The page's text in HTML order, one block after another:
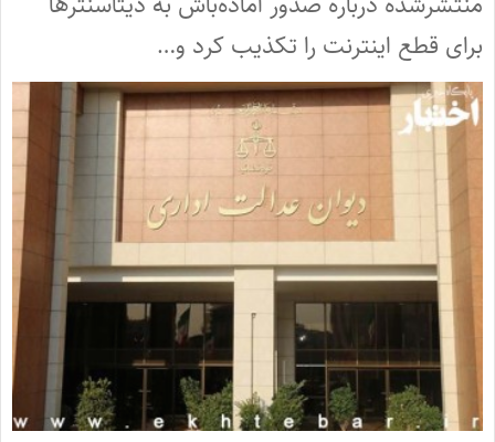
برای قطع اینترنت را تکذیب کرد و…